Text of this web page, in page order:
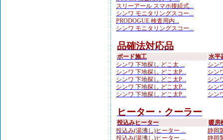
スリーアール スマホ接続式...
シンワ モニタリングスコー...
PRODOGUE 検査用内...
シンワ モニタリングスコー...
品確法対応品
ボード施工
シンワ 下地探し どこ太 ...
シンワ 下地探し どこ太P...
シンワ 下地探し どこ太P...
シンワ 下地探し どこ太P...
シンワ 下地探し どこ太P...
水平
シン
シン
シン
シン
シン
ヒーター・クーラー
投込みヒーター
投込み(湯沸し)ヒーター ...
投込み(湯沸し)ヒーター ...
暖房
静岡
静岡